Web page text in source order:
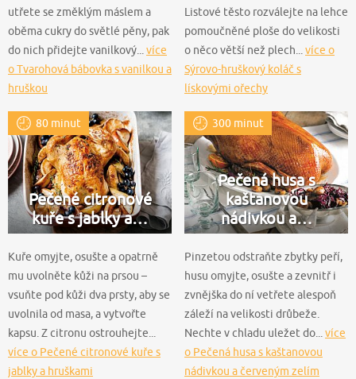
utřete se změklým máslem a
oběma cukry do světlé pěny, pak
do nich přidejte vanilkový... více
o Tvarohová bábovka s vanilkou a
hruškou
Listové těsto rozválejte na lehce
pomoučněné ploše do velikosti
o něco větší než plech... více o
Sýrovo-hruškový koláč s
lískovými ořechy
80 minut
Pečené citronové
kuře s jablky a…
Kuře omyjte, osušte a opatrně
mu uvolněte kůži na prsou –
vsuňte pod kůži dva prsty, aby se
uvolnila od masa, a vytvořte
kapsu. Z citronu ostrouhejte...
více o Pečené citronové kuře s
jablky a hruškami
300 minut
Pečená husa s
kaštanovou
nádivkou a…
Pinzetou odstraňte zbytky peří,
husu omyjte, osušte a zevnitř i
zvnějška do ní vetřete alespoň
záleží na velikosti drůbeže.
Nechte v chladu uležet do... více
o Pečená husa s kaštanovou
nádivkou a červeným zelím